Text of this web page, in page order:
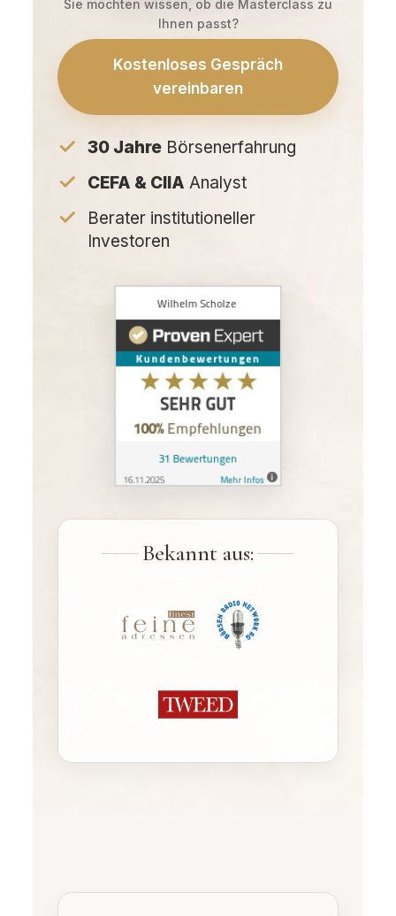
Sie möchten wissen, ob die Masterclass zu
Ihnen passt?
Kostenloses Gespräch
vereinbaren
30 Jahre Börsenerfahrung
CEFA & CIIA Analyst
Berater institutioneller
Investoren
Bekannt aus: